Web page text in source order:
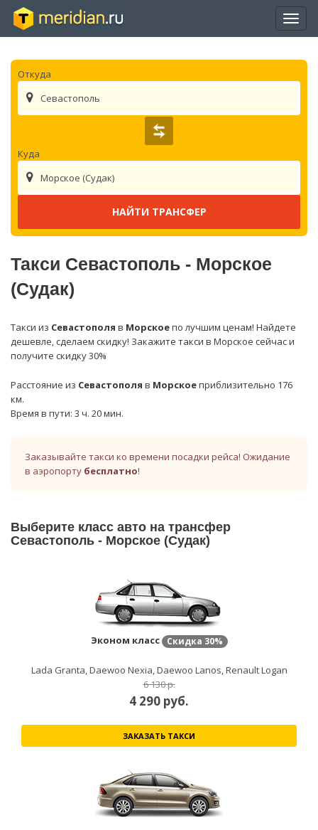
Откуда
Севастополь
Куда
Морское (Судак)
Такси Севастополь - Морское
(Судак)
Такси из Севастополя в Морскоепо лучшим ценам! Найдете
дешевле, сделаем скидку! Закажите такси в Морское сейчас и
получите скидку 30%
Расстояние из Севастополя в Морскоеприблизительно 176
км.
Время в пути: 3 ч. 20 мин.
Заказывайте такси ко времени посадки рейса! Ожидание
в аэропорту бесплатно!
Выберите класс авто на трансфер
Севастополь - Морское (Судак)
Эконом класс Скидка 30%
Lada Granta, Daewoo Nexia, Daewoo Lanos, Renault Logan
6 130 р.
4 290 руб.
ЗАКАЗАТЬ ТАКСИ